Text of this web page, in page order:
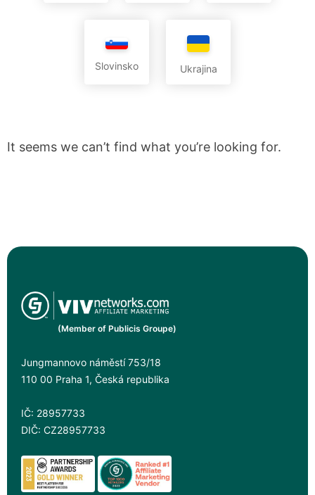
Slovinsko Ukrajina
It seems we can’t find what you’re looking for.
(Member of Publicis Groupe)
Jungmannovo náměstí 753/18
110 00 Praha 1, Česká republika
IČ: 28957733
DIČ: CZ28957733